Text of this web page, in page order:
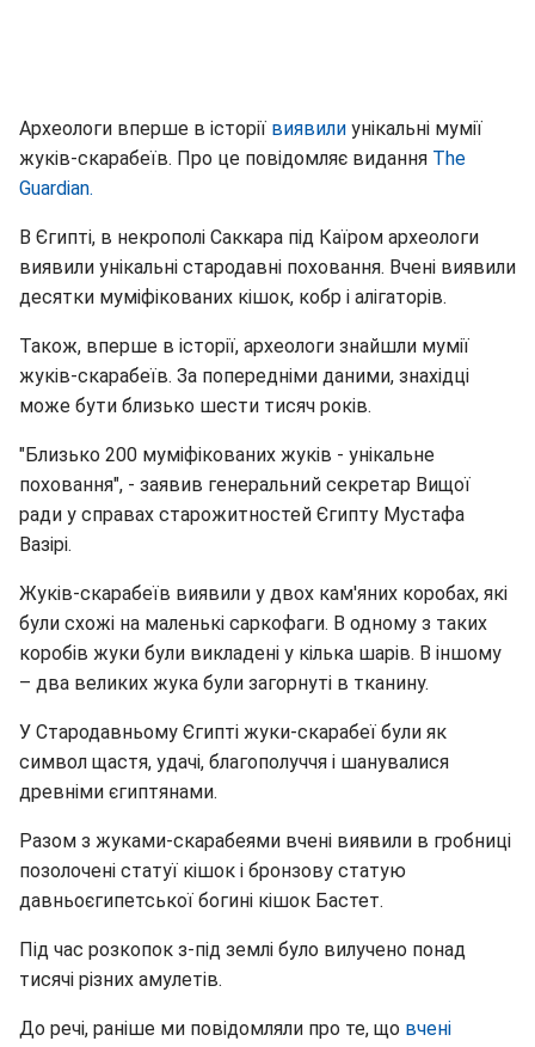
Археологи вперше в історії виявили унікальні мумії
жуків-скарабеїв. Про це повідомляє видання The
Guardian.
В Єгипті, в некрополі Саккара під Каїром археологи
виявили унікальні стародавні поховання. Вчені виявили
десятки муміфікованих кішок, кобр і алігаторів.
Також, вперше в історії, археологи знайшли мумії
жуків-скарабеїв. За попередніми даними, знахідці
може бути близько шести тисяч років.
"Близько 200 муміфікованих жуків - унікальне
поховання", - заявив генеральний секретар Вищої
ради у справах старожитностей Єгипту Мустафа
Вазірі.
Жуків-скарабеїв виявили у двох кам'яних коробах, які
були схожі на маленькі саркофаги. В одному з таких
коробів жуки були викладені у кілька шарів. В іншому
– два великих жука були загорнуті в тканину.
У Стародавньому Єгипті жуки-скарабеї були як
символ щастя, удачі, благополуччя і шанувалися
древніми єгиптянами.
Разом з жуками-скарабеями вчені виявили в гробниці
позолочені статуї кішок і бронзову статую
давньоєгипетської богині кішок Бастет.
Під час розкопок з-під землі було вилучено понад
тисячі різних амулетів.
До речі, раніше ми повідомляли про те, що вчені